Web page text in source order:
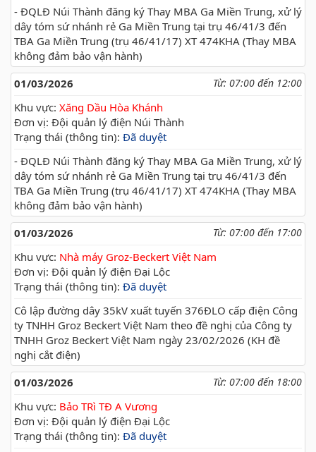
- ĐQLĐ Núi Thành đăng ký Thay MBA Ga Miền Trung, xử lý
dây tóm sứ nhánh rẻ Ga Miền Trung tại trụ 46/41/3 đến
TBA Ga Miền Trung (trụ 46/41/17) XT 474KHA (Thay MBA
không đảm bảo vận hành)
01/03/2026
Từ: 07:00 đến 12:00
Khu vực: Xăng Dầu Hòa Khánh
Đơn vị: Đội quản lý điện Núi Thành
Trạng thái (thông tin): Đã duyệt
- ĐQLĐ Núi Thành đăng ký Thay MBA Ga Miền Trung, xử lý
dây tóm sứ nhánh rẻ Ga Miền Trung tại trụ 46/41/3 đến
TBA Ga Miền Trung (trụ 46/41/17) XT 474KHA (Thay MBA
không đảm bảo vận hành)
01/03/2026
Từ: 07:00 đến 17:00
Khu vực: Nhà máy Groz-Beckert Việt Nam
Đơn vị: Đội quản lý điện Đại Lộc
Trạng thái (thông tin): Đã duyệt
Cô lập đường dây 35kV xuất tuyến 376ĐLO cấp điện Công
ty TNHH Groz Beckert Việt Nam theo đề nghị của Công ty
TNHH Groz Beckert Việt Nam ngày 23/02/2026 (KH đề
nghị cắt điện)
01/03/2026
Từ: 07:00 đến 18:00
Khu vực: Bảo TRì TĐ A Vương
Đơn vị: Đội quản lý điện Đại Lộc
Trạng thái (thông tin): Đã duyệt